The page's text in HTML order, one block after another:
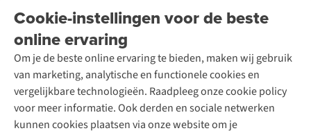
Cookie-instellingen voor de beste
online ervaring
Om je de beste online ervaring te bieden, maken wij gebruik
van marketing, analytische en functionele cookies en
vergelijkbare technologieën. Raadpleeg onze cookie policy
voor meer informatie. Ook derden en sociale netwerken
kunnen cookies plaatsen via onze website om je
Garantie
Contact
Onze winkels
Over A.S.Adventure
Toegankelijkheidsverklaring
Ski-onderhoud
Wasservice
Schoenonderhoud
Schoenherstelling
Kledingherstelling
Retouches
Voor bedrijven
A.S.Magazine
Podcast
Explore Academy
Explore Camp
Gear Check
Inspiratie & advies
Meld je aan voor de nieuwsbrief
Follow us